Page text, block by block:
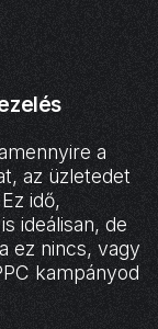
a
az üzletedet
idő,
ideálisan, de
ez nincs, vagy
kampányod